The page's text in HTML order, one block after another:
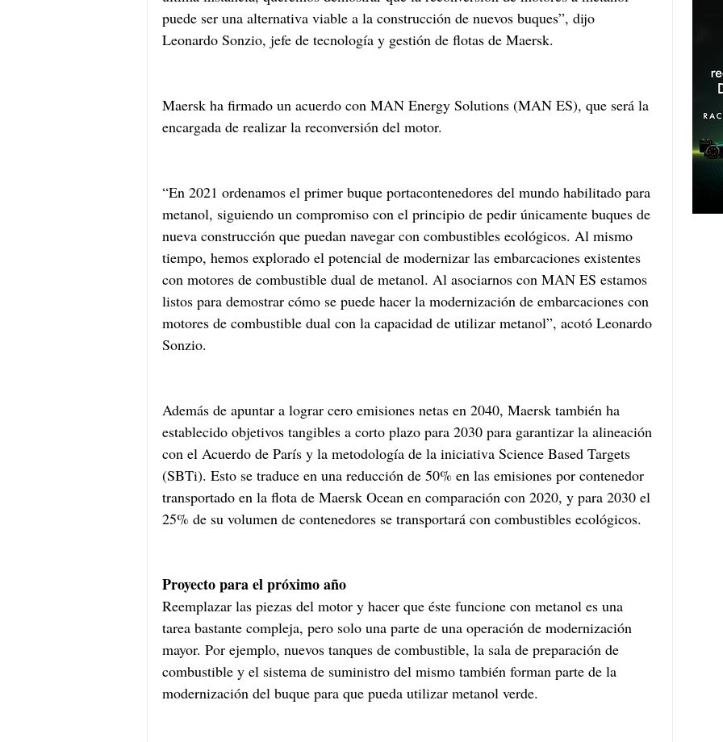
puede ser una alternativa viable a la construcción de nuevos buques”, dijo
Leonardo Sonzio, jefe de tecnología y gestión de flotas de Maersk.
Maersk ha firmado un acuerdo con MAN Energy Solutions (MAN ES), que será la
encargada de realizar la reconversión del motor.
“En 2021 ordenamos el primer buque portacontenedores del mundo habilitado para
metanol, siguiendo un compromiso con el principio de pedir únicamente buques de
nueva construcción que puedan navegar con combustibles ecológicos. Al mismo
tiempo, hemos explorado el potencial de modernizar las embarcaciones existentes
con motores de combustible dual de metanol. Al asociarnos con MAN ES estamos
listos para demostrar cómo se puede hacer la modernización de embarcaciones con
motores de combustible dual con la capacidad de utilizar metanol”, acotó Leonardo
Sonzio.
Además de apuntar a lograr cero emisiones netas en 2040, Maersk también ha
establecido objetivos tangibles a corto plazo para 2030 para garantizar la alineación
con el Acuerdo de París y la metodología de la iniciativa Science Based Targets
(SBTi). Esto se traduce en una reducción de 50% en las emisiones por contenedor
transportado en la flota de Maersk Ocean en comparación con 2020, y para 2030 el
25% de su volumen de contenedores se transportará con combustibles ecológicos.
Proyecto para el próximo año
Reemplazar las piezas del motor y hacer que éste funcione con metanol es una
tarea bastante compleja, pero solo una parte de una operación de modernización
mayor. Por ejemplo, nuevos tanques de combustible, la sala de preparación de
combustible y el sistema de suministro del mismo también forman parte de la
modernización del buque para que pueda utilizar metanol verde.